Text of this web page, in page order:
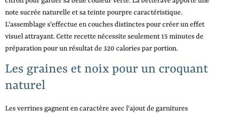
note sucrée naturelle et sa teinte pourpre caractéristique.
L'assemblage s'effectue en couches distinctes pour créer un effet
visuel attrayant. Cette recette nécessite seulement 15 minutes de
préparation pour un résultat de 320 calories par portion.
Les graines et noix pour un croquant
naturel
Les verrines gagnent en caractère avec l'ajout de garnitures